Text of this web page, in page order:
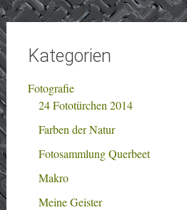
Kategorien
Fotografie
24 Fototürchen 2014
Farben der Natur
Fotosammlung Querbeet
Makro
Meine Geister